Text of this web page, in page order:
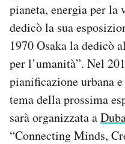
pianeta, energia per la
dedicò la sua
1970 Osaka la dedicò
per l’umanità”. Nel
pianificazione urbana
tema della prossima
sarà organizzata a
“Connecting Minds,